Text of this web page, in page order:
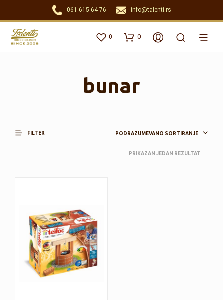
061 615 64 76 info@talenti.rs
0 0
bunar
FILTER PODRAZUMEVANO SORTIRANJE
PRIKAZAN JEDAN REZULTAT